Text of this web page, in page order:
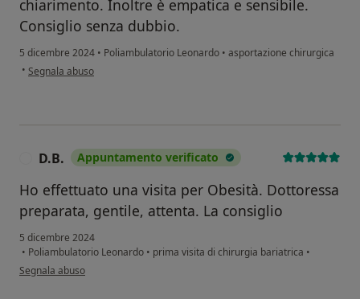
chiarimento. Inoltre è empatica e sensibile.
Consiglio senza dubbio.
5 dicembre 2024 • Poliambulatorio Leonardo • asportazione chirurgica
• secondo l'opinione dell'utente Daria Tedeschi
Segnala abuso
D.B. Appuntamento verificato
Ho effettuato una visita per Obesità. Dottoressa
preparata, gentile, attenta. La consiglio
5 dicembre 2024
• Poliambulatorio Leonardo • prima visita di chirurgia bariatrica •
secondo l'opinione dell'utente D.B.
Segnala abuso